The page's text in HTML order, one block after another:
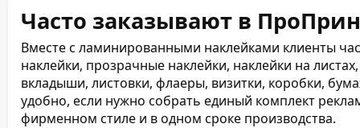
цветности, УФ-лака, тиснения фольгой,
изготовления.
Часто заказывают в
Вместе с ламинированными наклейками клиенты
наклейки, прозрачные наклейки, наклейки на
вкладыши, листовки, флаеры, визитки, коробки,
удобно, если нужно собрать единый комплект
фирменном стиле и в одном сроке производства.